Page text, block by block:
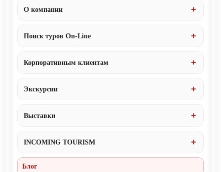
О компании
Поиск туров On-Line
Корпоративным клиентам
Экскурсии
Выставки
INCOMING TOURISM
Блог